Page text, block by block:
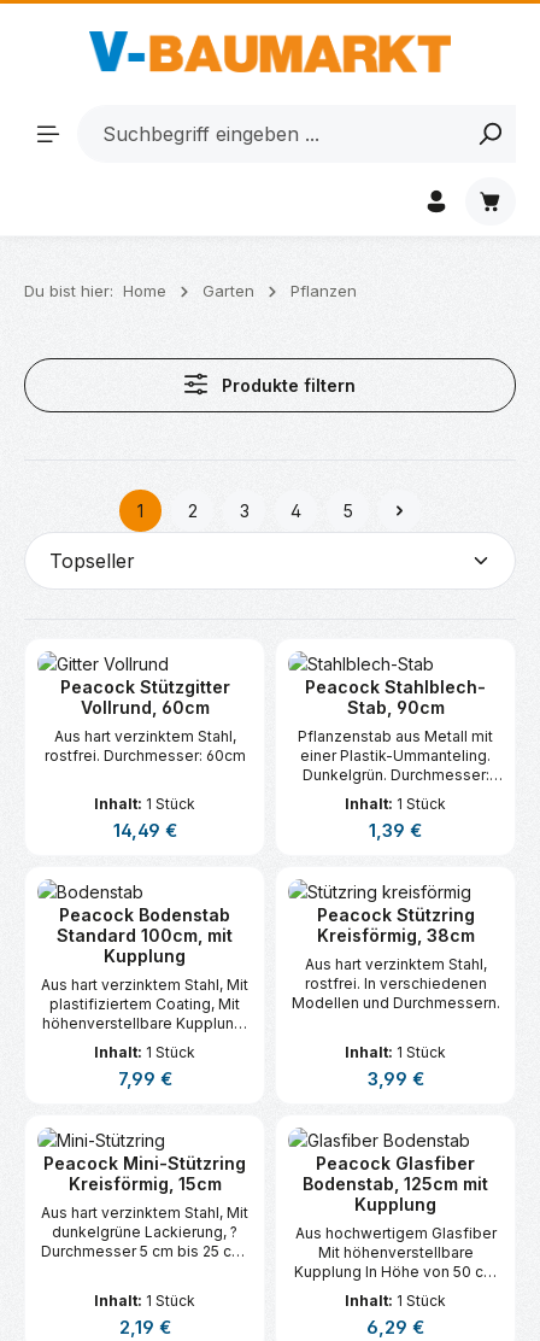
Zum Hauptinhalt springen
Du bist hier: Home Garten Pflanzen
Produkte filtern
Seite
1
Seite
2
Seite
3
Seite
4
Seite
5
Peacock Stützgitter
Vollrund, 60cm
Aus hart verzinktem Stahl,
rostfrei. Durchmesser: 60cm
Inhalt: 1 Stück
Regulärer Preis:
14,49 €
Peacock Stahlblech-
Stab, 90cm
Pflanzenstab aus Metall mit
einer Plastik-Ummanteling.
Dunkelgrün. Durchmesser:
8mm
Inhalt: 1 Stück
Regulärer Preis:
1,39 €
Peacock Bodenstab
Standard 100cm, mit
Kupplung
Aus hart verzinktem Stahl, Mit
plastifiziertem Coating, Mit
höhenverstellbare Kupplung,
Höhe: 100 cm, Durchmesser:
7 mm, Kombinierbar mit
Stützringe, Stützgitter und
Inhalt: 1 Stück
Regulärer Preis:
7,99 €
Peacock Stützring
Kreisförmig, 38cm
Aus hart verzinktem Stahl,
rostfrei. In verschiedenen
Modellen und Durchmessern.
Inhalt: 1 Stück
Regulärer Preis:
3,99 €
Peacock Mini-Stützring
Kreisförmig, 15cm
Aus hart verzinktem Stahl, Mit
dunkelgrüne Lackierung, ?
Durchmesser 5 cm bis 25 cm,
Inhalt: 1 Stück
Regulärer Preis:
2,19 €
Peacock Glasfiber
Bodenstab, 125cm mit
Kupplung
Aus hochwertigem Glasfiber
Mit höhenverstellbare
Kupplung In Höhe von 50 cm
bis 125 cm Ø 8 mm ?Für
leichte Pflanze Kombinierbar
mit Stützringe, Stützgitter en
Inhalt: 1 Stück
Regulärer Preis:
6,29 €